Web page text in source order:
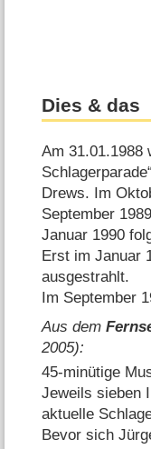
Dies & das
Am 31.01.1988
Drews. Im
September
Januar 1990
Erst im Januar
ausgestrahlt.
Im September
Aus dem
2005):
45-minütige
Jeweils sieben
aktuelle
Bevor sich